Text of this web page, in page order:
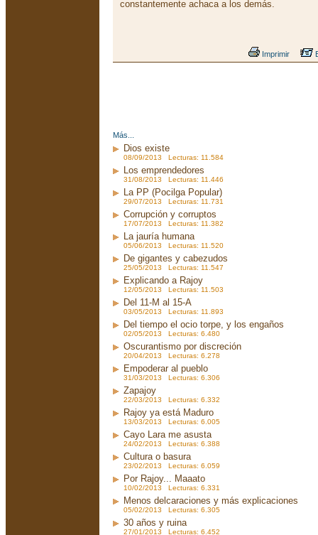
constantemente achaca a los demás.
Imprimir
Más...
Dios existe
08/09/2013 Lecturas: 11.584
Los emprendedores
31/08/2013 Lecturas: 11.446
La PP (Pocilga Popular)
29/07/2013 Lecturas: 11.731
Corrupción y corruptos
17/07/2013 Lecturas: 11.382
La jauría humana
05/06/2013 Lecturas: 11.520
De gigantes y cabezudos
25/05/2013 Lecturas: 11.547
Explicando a Rajoy
12/05/2013 Lecturas: 11.503
Del 11-M al 15-A
03/05/2013 Lecturas: 11.893
Del tiempo el ocio torpe, y los engaños
02/05/2013 Lecturas: 6.480
Oscurantismo por discreción
20/04/2013 Lecturas: 6.278
Empoderar al pueblo
31/03/2013 Lecturas: 6.306
Zapajoy
22/03/2013 Lecturas: 6.332
Rajoy ya está Maduro
13/03/2013 Lecturas: 6.005
Cayo Lara me asusta
24/02/2013 Lecturas: 6.388
Cultura o basura
23/02/2013 Lecturas: 6.059
Por Rajoy... Maaato
10/02/2013 Lecturas: 6.331
Menos delcaraciones y más explicaciones
05/02/2013 Lecturas: 6.305
30 años y ruina
27/01/2013 Lecturas: 6.452